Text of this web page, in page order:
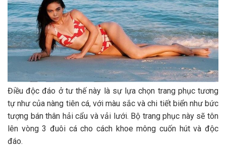
Điều độc đáo ở tư thế này là sự lựa chọn trang phục tương
tự như của nàng tiên cá, với màu sắc và chi tiết biển như bức
tượng bán thân hải cẩu và vải lưới. Bộ trang phục này sẽ tôn
lên vòng 3 đuôi cá cho cách khoe mông cuốn hút và độc
đáo.